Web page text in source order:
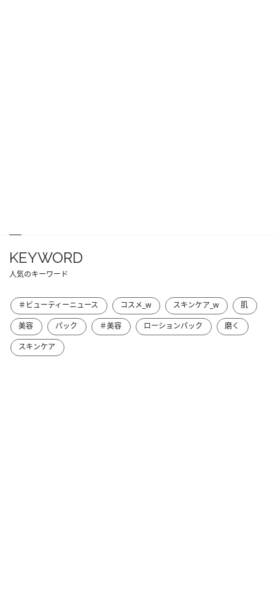
KEYWORD
人気のキーワード
＃ビューティーニュース コスメ_w スキンケア_w
肌
美容
パック ＃美容 ローションパック
磨く
スキンケア